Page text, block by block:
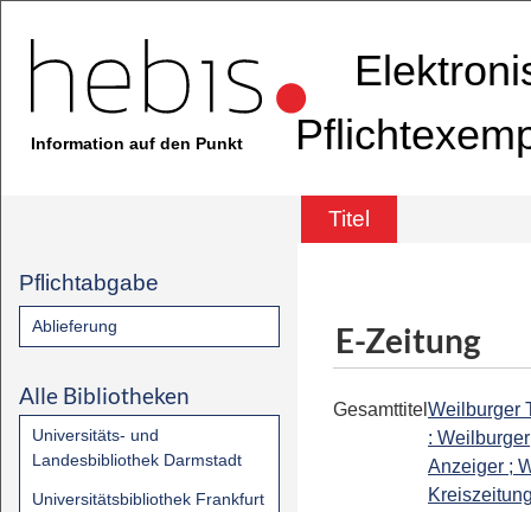
Information auf den Punkt
Titel
Pflichtabgabe
Ablieferung
Alle Bibliotheken
Universitäts- und
Landesbibliothek Darmstadt
Universitätsbibliothek Frankfurt
E-Zeitung
Gesamttitel Weilburger
: Weilburger
Anzeiger ;